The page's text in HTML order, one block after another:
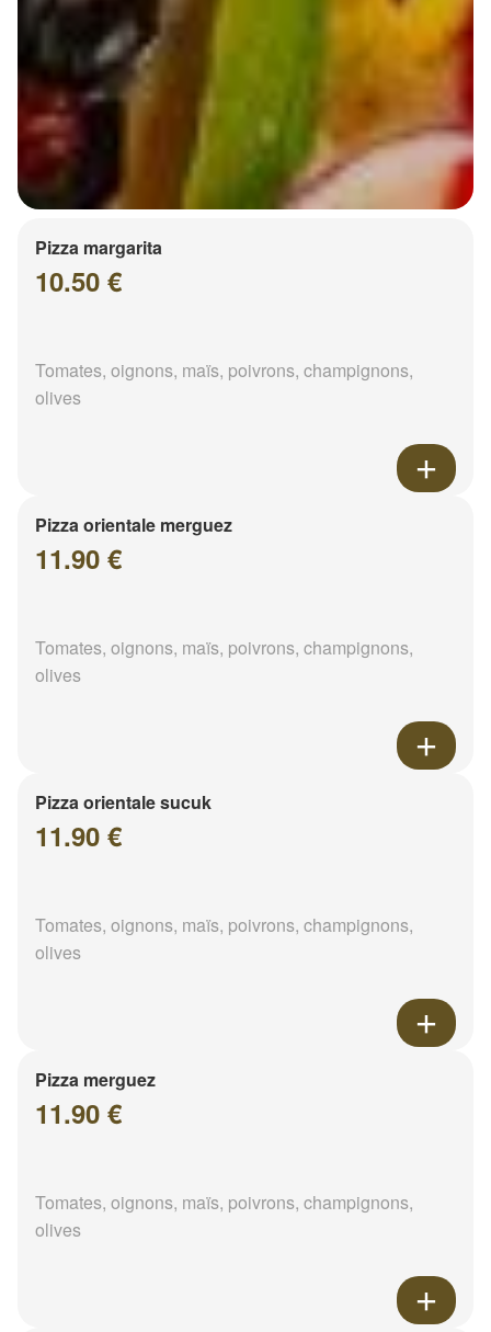
Pizza margarita
10.50 €
Tomates, oignons, maïs, poivrons, champignons,
olives
Pizza orientale merguez
11.90 €
Tomates, oignons, maïs, poivrons, champignons,
olives
Pizza orientale sucuk
11.90 €
Tomates, oignons, maïs, poivrons, champignons,
olives
Pizza merguez
11.90 €
Tomates, oignons, maïs, poivrons, champignons,
olives